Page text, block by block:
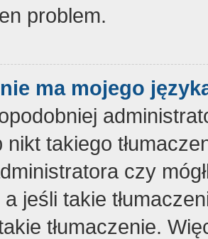
problem.
ma mojego
nikt takiego
czy
jeśli takie
tłumaczenie.